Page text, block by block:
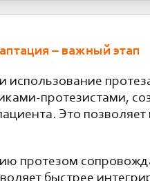
– важный этап
использование
протезистами,
Это
протезом